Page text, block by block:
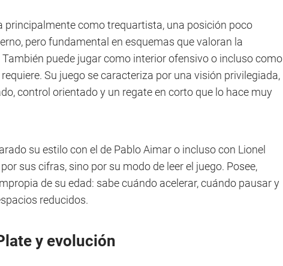
principalmente como trequartista, una posición poco
pero fundamental en esquemas que valoran la
puede jugar como interior ofensivo o incluso como
Su juego se caracteriza por una visión privilegiada,
control orientado y un regate en corto que lo hace muy
su estilo con el de Pablo Aimar o incluso con Lionel
sus cifras, sino por su modo de leer el juego. Posee,
de su edad: sabe cuándo acelerar, cuándo pausar y
reducidos.
y evolución